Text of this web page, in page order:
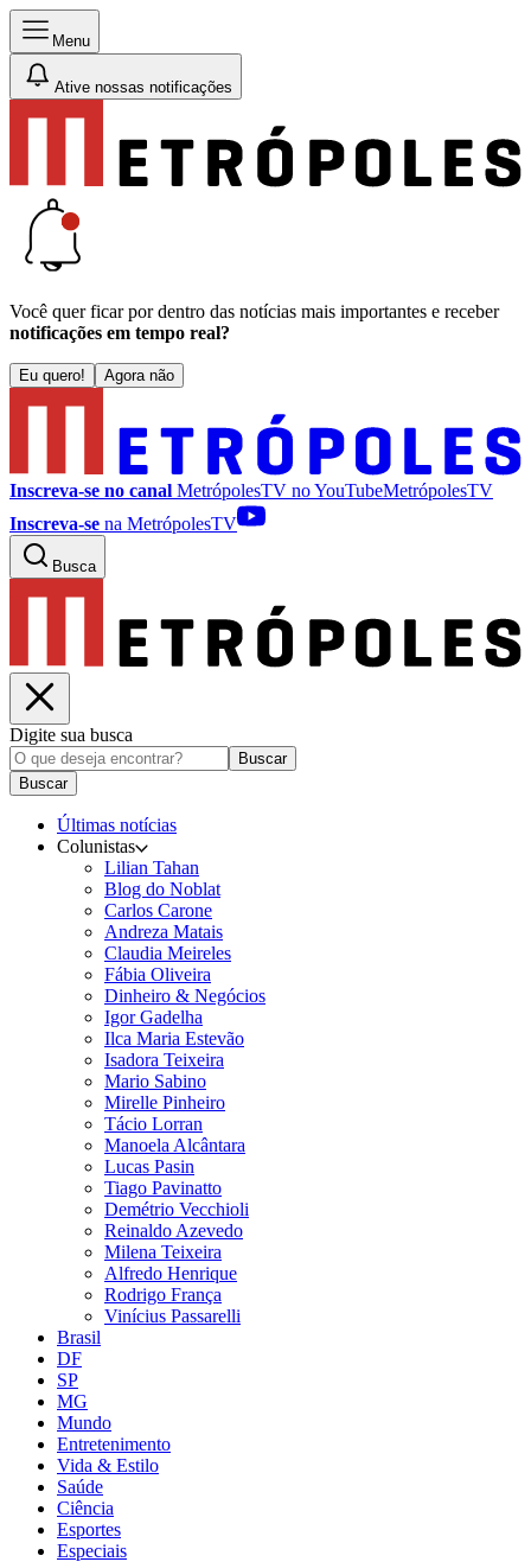
Menu
Ative nossas notificações
Você quer ficar por dentro das notícias mais importantes e receber
notificações em tempo real?
Eu quero! Agora não
Inscreva-se no canal MetrópolesTV noYouTubeMetrópolesTV
Inscreva-se na MetrópolesTV
Busca
Digite sua busca
Buscar
Buscar
Últimas notícias
Colunistas
Lilian Tahan
Blog do Noblat
Carlos Carone
Andreza Matais
Claudia Meireles
Fábia Oliveira
Dinheiro & Negócios
Igor Gadelha
Ilca Maria Estevão
Isadora Teixeira
Mario Sabino
Mirelle Pinheiro
Tácio Lorran
Manoela Alcântara
Lucas Pasin
Tiago Pavinatto
Demétrio Vecchioli
Reinaldo Azevedo
Milena Teixeira
Alfredo Henrique
Rodrigo França
Vinícius Passarelli
Brasil
DF
SP
MG
Mundo
Entretenimento
Vida & Estilo
Saúde
Ciência
Esportes
Especiais